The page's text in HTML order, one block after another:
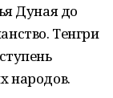
Дуная до
Тенгри
народов.